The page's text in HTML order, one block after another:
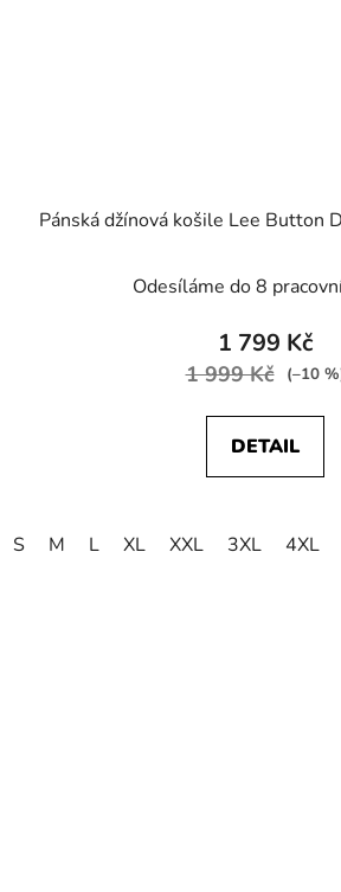
Pánská džínová košile Lee Button
Odesíláme do 8
1 799 Kč
1 999 Kč (–10
DETAIL
S M L XL XXL 3XL 4XL